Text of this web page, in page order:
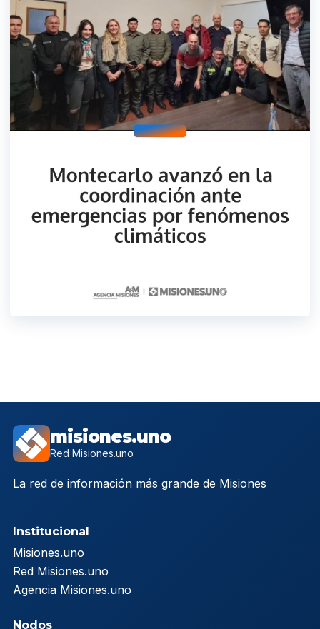
misiones.uno
Red Misiones.uno
La red de información más grande de Misiones
Institucional
Misiones.uno
Red Misiones.uno
Agencia Misiones.uno
Nodos